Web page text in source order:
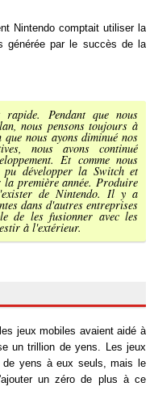
Nintendo comptait utiliser la
générée par le succès de la
rapide. Pendant que nous
nous pensons toujours à
nous ayons diminué nos
nous avons continué
Et comme nous
pu développer la Switch et
première année. Produire
de Nintendo. Il y a
dans d'autres entreprises
de les fusionner avec les
à l'extérieur.
jeux mobiles avaient aidé à
un trillion de yens. Les jeux
de yens à eux seuls, mais le
un zéro de plus à ce